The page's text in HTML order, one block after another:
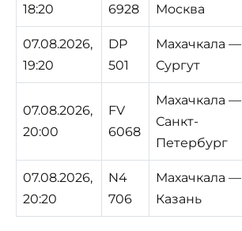
18:20
6928
Москва
07.08.2026,
19:20
DP
501
Махачкала —
Сургут
07.08.2026,
20:00
FV
6068
Махачкала —
Санкт-
Петербург
07.08.2026,
20:20
N4
706
Махачкала —
Казань